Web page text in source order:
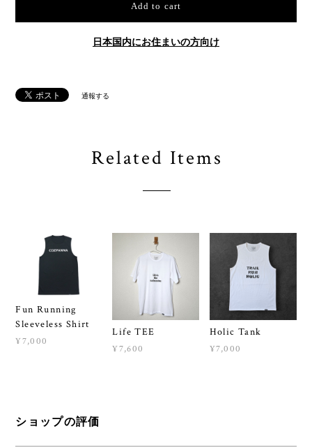
Add to cart
日本国内にお住まいの方向け
通報する
Related Items
Fun Running
Sleeveless Shirt
¥7,000
Life TEE
¥7,600
Holic Tank
¥7,000
ショップの評価